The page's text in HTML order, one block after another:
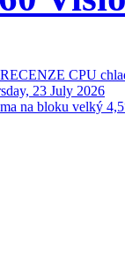
CPU
23 July 2026
na bloku velký